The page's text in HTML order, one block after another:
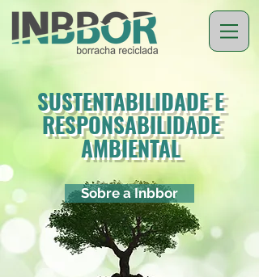
SUSTENTABILIDADE E
RESPONSABILIDADE
AMBIENTAL
Sobre a Inbbor